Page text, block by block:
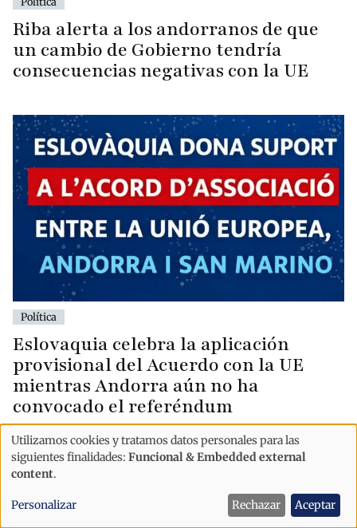
Riba alerta a los andorranos de que
un cambio de Gobierno tendría
consecuencias negativas con la UE
Política
Eslovaquia celebra la aplicación
provisional del Acuerdo con la UE
mientras Andorra aún no ha
convocado el referéndum
Uso
de
datos
personales
Utilizamos cookies y tratamos datos personales para las
siguientes finalidades: Funcional & Embedded external
content.
Personalizar Rechazar Aceptar